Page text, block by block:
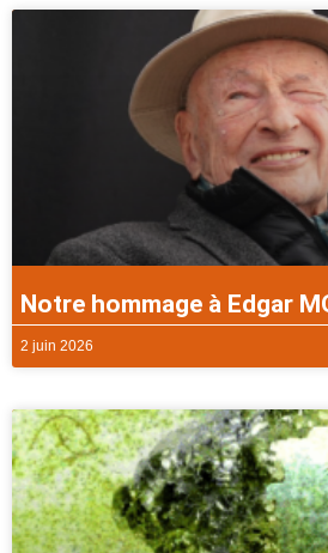
Notre hommage à Edgar
2 juin 2026